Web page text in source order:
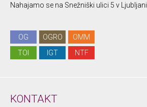
Nahajamo se na Snežniški ulici 5 v Ljubljani.
OG OGRO
OMM
TOI
IGT NTF
KONTAKT